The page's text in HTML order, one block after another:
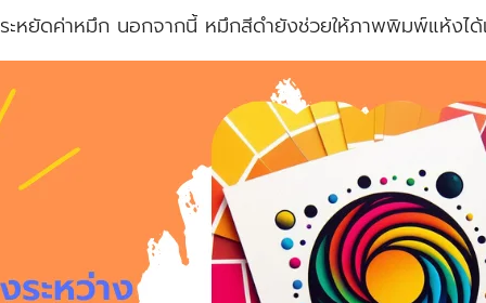
ะหยัดค่าหมึก นอกจากนี้ หมึกสีดำยังช่วยให้ภาพพิมพ์แห้งได้